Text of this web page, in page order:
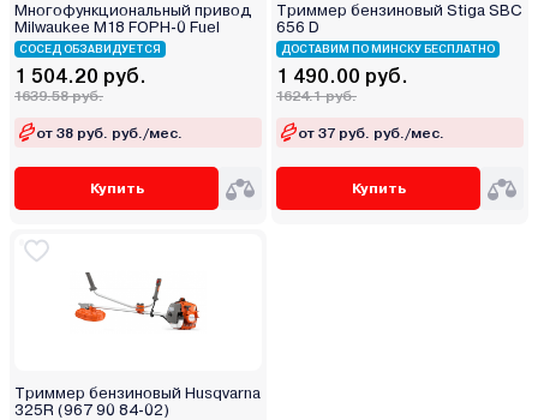
Многофункциональный привод
Milwaukee M18 FOPH-0 Fuel
СОСЕД ОБЗАВИДУЕТСЯ
1 504.20 руб.
1639.58 руб.
от 38 руб. руб./мес.
Купить
Триммер бензиновый Stiga SBC
656 D
ДОСТАВИМ ПО МИНСКУ БЕСПЛАТНО
1 490.00 руб.
1624.1 руб.
от 37 руб. руб./мес.
Купить
Триммер бензиновый Husqvarna
325R (967 90 84-02)